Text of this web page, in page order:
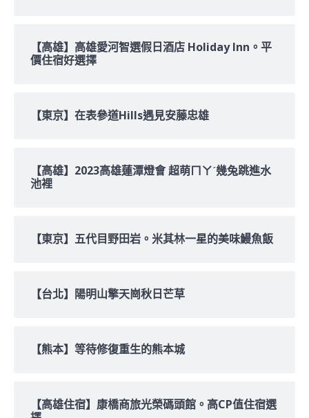
【高雄】高雄愛河智選假日酒店 Holiday Inn。平
價住宿好選擇
【東京】在表參道Hills遇見安藤忠雄
【高雄】2023高雄蓮潭燈會 超萌ㄇㄚˊ幾兔跳進水
池裡
【東京】五代目野田岩。米其林一星的美味鰻魚飯
【台北】陽明山擎天崗秋日芒草
【熊本】等待修復重生的熊本城
【高雄住宿】康橋商旅光榮碼頭館。高CP值住宿選